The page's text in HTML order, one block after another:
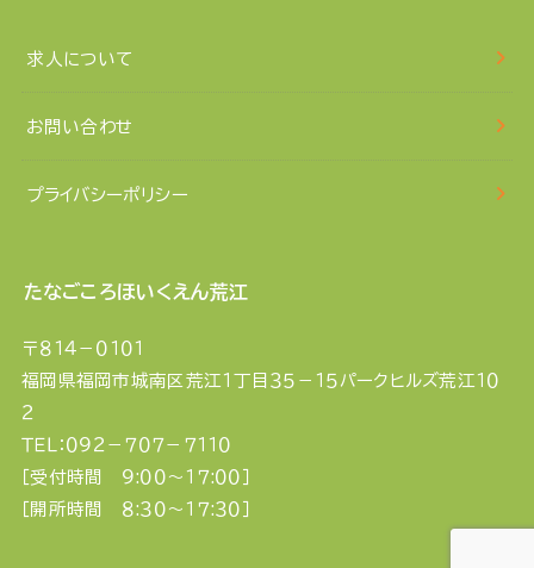
求人について
お問い合わせ
プライバシーポリシー
たなごころほいくえん荒江
〒８１４－０１０１
福岡県福岡市城南区荒江１丁目３５－１５パークヒルズ荒江１０
２
ＴＥＬ：０９２－７０７－７１１０
［受付時間 ９:００〜１７:００］
［開所時間 ８:３０〜１７:３０］